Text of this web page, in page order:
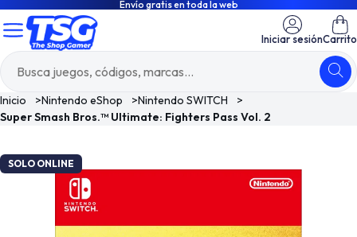
Envío gratis en toda la web
Iniciar sesiónCarrito
Inicio >Nintendo eShop >Nintendo SWITCH
>
Super Smash Bros.™ Ultimate: Fighters Pass Vol. 2
SOLO ONLINE